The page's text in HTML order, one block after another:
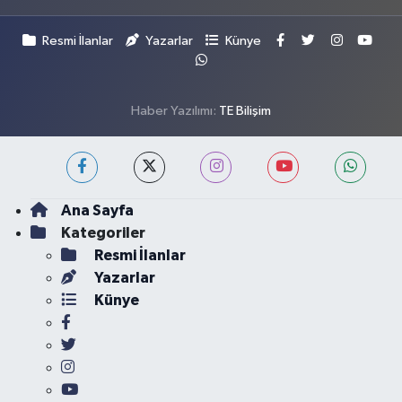
Resmi İlanlar Yazarlar Künye
Haber Yazılımı: TE Bilişim
Ana Sayfa
Kategoriler
Resmi İlanlar
Yazarlar
Künye